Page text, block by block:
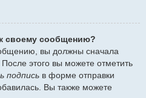
своему сообщению?
вы должны сначала
этого вы можете отметить
подпись в форме отправки
Вы также можете